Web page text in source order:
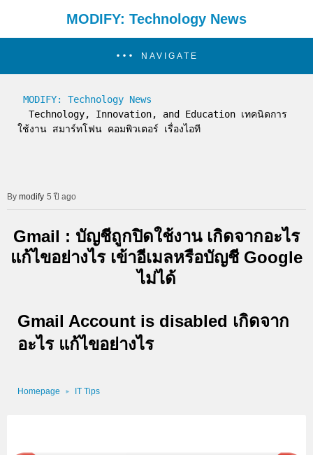
MODIFY: Technology News
NAVIGATE
MODIFY: Technology News
ใช้งาน สมาร์ทโฟน คอมพิวเตอร์ เรื่องไอที
modify 5 ปี ago
Gmail : บัญชีถูกปิดใช้งาน เกิดจากอะไร
แก้ไขอย่างไร เข้าอีเมลหรือบัญชี Google
ไม่ได้
Gmail Account is disabled เกิดจาก
อะไร แก้ไขอย่างไร
Homepage IT Tips